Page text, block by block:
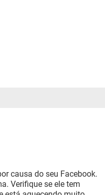
causa do seu Facebook.
Verifique se ele tem